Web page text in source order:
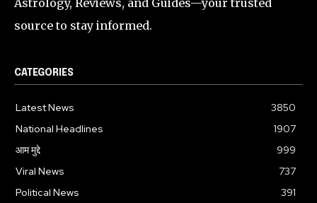
Astrology, Reviews, and Guides—your trusted
source to stay informed.
CATEGORIES
Latest News
3850
National Headlines
1907
आम मुद्दे
999
Viral News
737
Political News
391